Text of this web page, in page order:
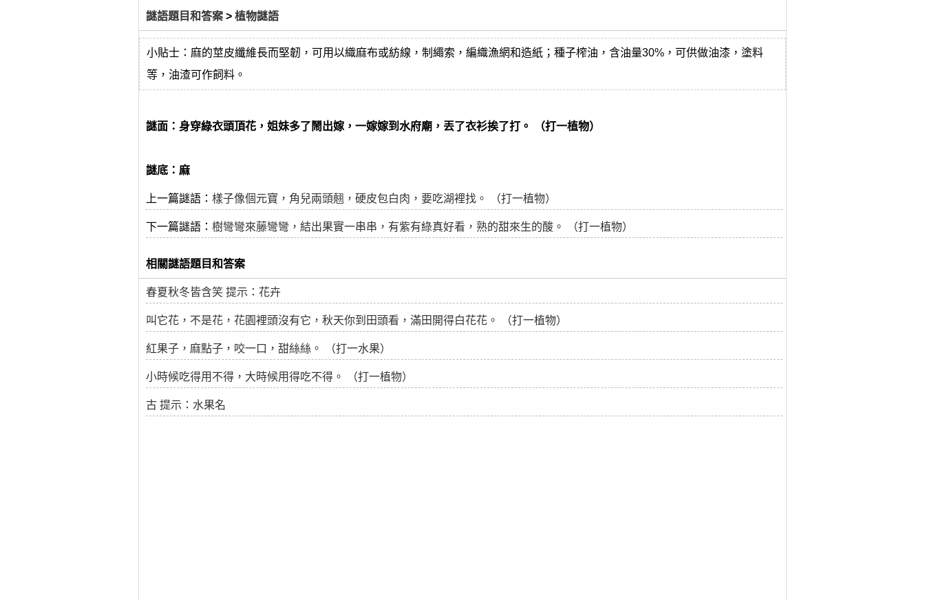
謎語題目和答案> 植物謎語
小貼士：麻的莖皮纖維長而堅韌，可用以織麻布或紡線，制繩索，編織漁網和造紙；種子榨油，含油量30%，可供做油漆，塗料
等，油渣可作飼料。
謎面：身穿綠衣頭頂花，姐妹多了鬧出嫁，一嫁嫁到水府廟，丟了衣衫挨了打。 （打一植物）
謎底：麻
上一篇謎語： 樣子像個元寶，角兒兩頭翹，硬皮包白肉，要吃湖裡找。 （打一植物）
下一篇謎語： 樹彎彎來藤彎彎，結出果實一串串，有紫有綠真好看，熟的甜來生的酸。 （打一植物）
相關謎語題目和答案
春夏秋冬皆含笑 提示：花卉
叫它花，不是花，花園裡頭沒有它，秋天你到田頭看，滿田開得白花花。 （打一植物）
紅果子，麻點子，咬一口，甜絲絲。 （打一水果）
小時候吃得用不得，大時候用得吃不得。 （打一植物）
古 提示：水果名